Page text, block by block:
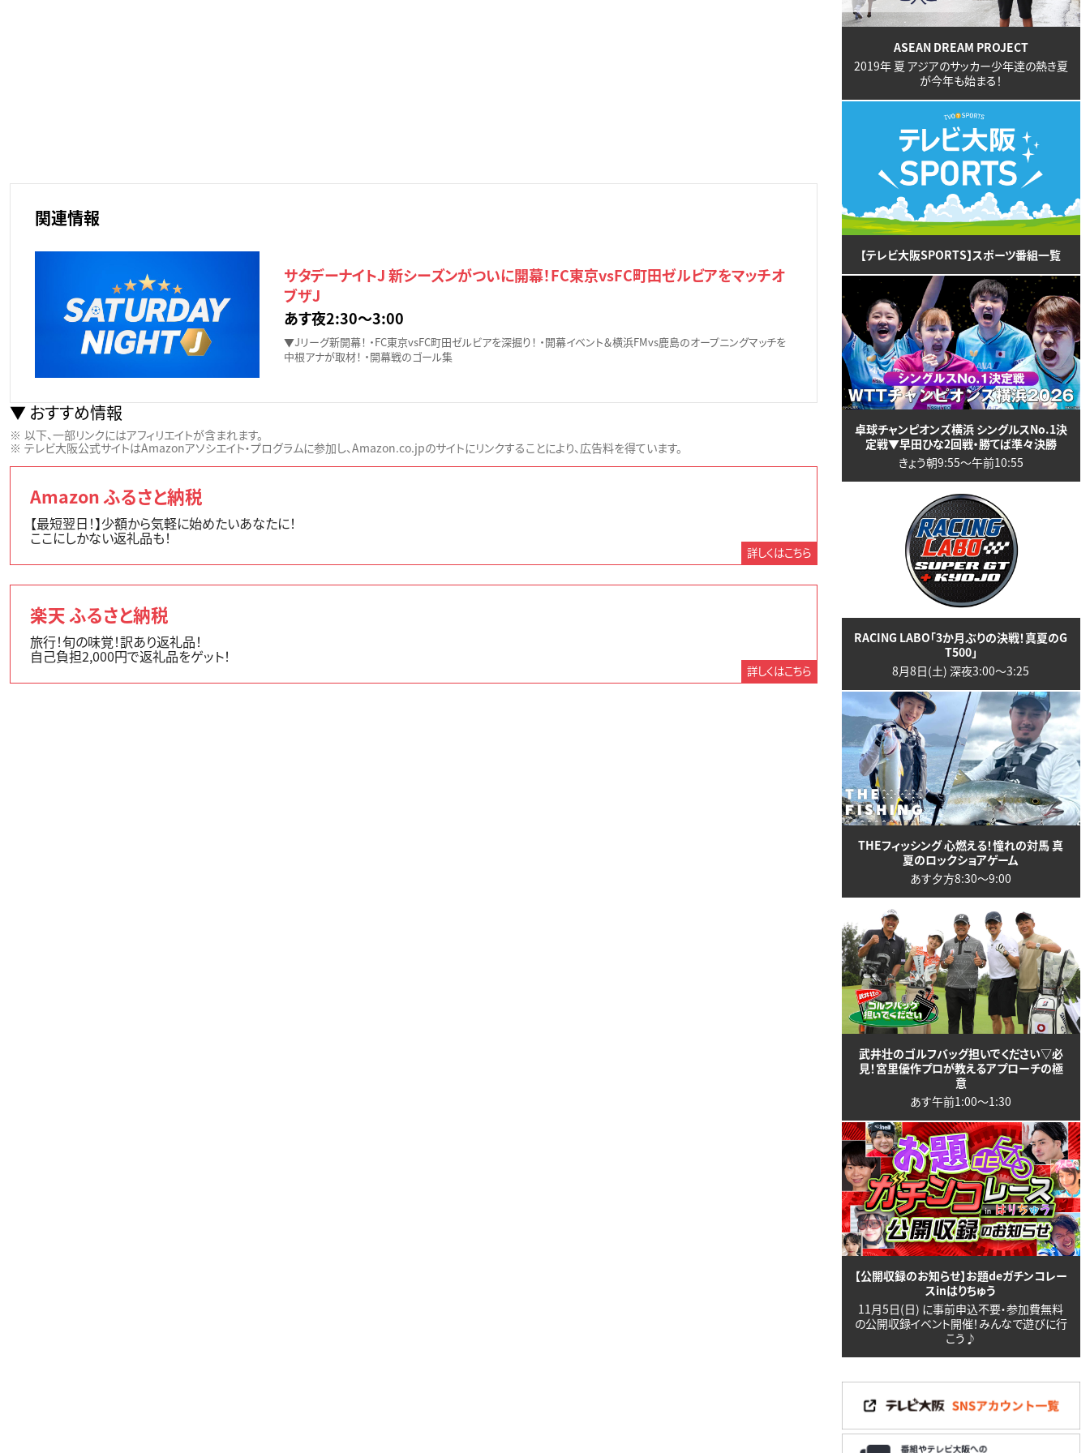
関連情報
サタデーナイトJ 新シーズンがついに開幕！FC東京vsFC町田ゼルビアをマッチオ
ブザJ
あす夜2:30〜3:00
▼Jリーグ新開幕！ ・FC東京vsFC町田ゼルビアを深掘り！ ・開幕イベント＆横浜FMvs鹿島のオープニングマッチを
中根アナが取材！ ・開幕戦のゴール集
おすすめ情報
以下、一部リンクにはアフィリエイトが含まれます。
テレビ大阪公式サイトはAmazonアソシエイト・プログラムに参加し、Amazon.co.jpのサイトにリンクすることにより、広告料を得ています。
Amazon ふるさと納税
【最短翌日！】少額から気軽に始めたいあなたに！
ここにしかない返礼品も！
詳しくはこちら
楽天 ふるさと納税
旅行！旬の味覚！訳あり返礼品！
自己負担2,000円で返礼品をゲット！
詳しくはこちら
ASEAN DREAM PROJECT
2019年 夏 アジアのサッカー少年達の熱き夏
が今年も始まる！
【テレビ大阪SPORTS】スポーツ番組一覧
卓球チャンピオンズ横浜 シングルスNo.1決
定戦▼早田ひな2回戦・勝てば準々決勝
きょう朝9:55〜午前10:55
RACING LABO「3か月ぶりの決戦！真夏のG
T500」
8月8日(土) 深夜3:00〜3:25
THEフィッシング 心燃える！憧れの対馬 真
夏のロックショアゲーム
あす夕方8:30〜9:00
武井壮のゴルフバッグ担いでください▽必
見！宮里優作プロが教えるアプローチの極
意
あす午前1:00〜1:30
【公開収録のお知らせ】お題deガチンコレー
スinはりちゅう
11月5日(日) に事前申込不要・参加費無料
の公開収録イベント開催！みんなで遊びに行
こう♪